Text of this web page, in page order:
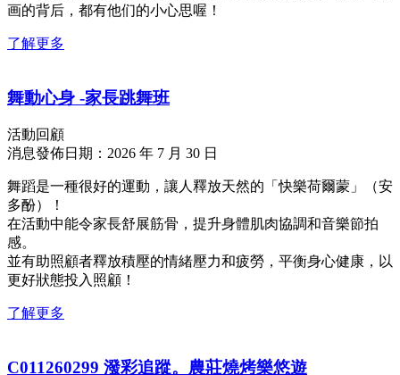
画的背后，都有他们的小心思喔！
了解更多
舞動心身 -家長跳舞班
活動回顧
消息發佈日期：2026 年 7 月 30 日
舞蹈是一種很好的運動，讓人釋放天然的「快樂荷爾蒙」（安
多酚）！
在活動中能令家長舒展筋骨，提升身體肌肉協調和音樂節拍
感。
並有助照顧者釋放積壓的情緒壓力和疲勞，平衡身心健康，以
更好狀態投入照顧！
了解更多
C011260299 潑彩追蹤。農莊燒烤樂悠遊